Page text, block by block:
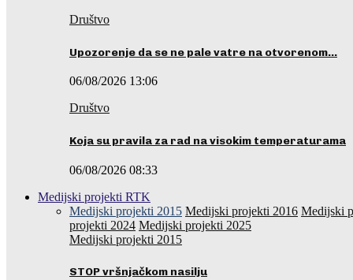
Društvo
Upozorenje da se ne pale vatre na otvorenom…
06/08/2026 13:06
Društvo
Koja su pravila za rad na visokim temperaturama
06/08/2026 08:33
Medijski projekti RTK
Medijski projekti 2015 Medijski projekti 2016 Medijski
projekti 2024 Medijski projekti 2025
Medijski projekti 2015
STOP vršnjačkom nasilju